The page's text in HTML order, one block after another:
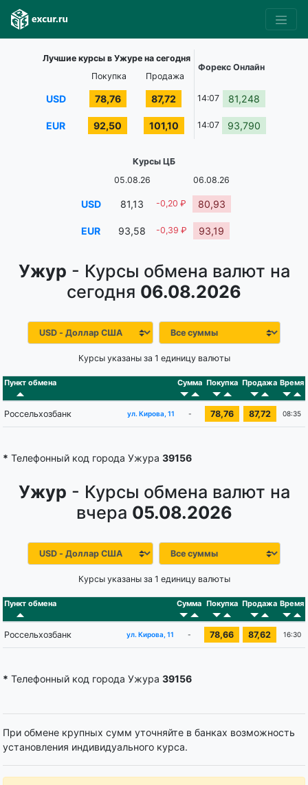
Ужур - Курсы обмена валют на
сегодня 06.08.2026
Курсы указаны за 1 единицу валюты
Пункт обмена Сумма Покупка Продажа Время
Россельхозбанк ул. Кирова, 11 - 78,76 87,72 08:35
* Телефонный код города Ужура 39156
Ужур - Курсы обмена валют на
вчера 05.08.2026
Курсы указаны за 1 единицу валюты
Пункт обмена Сумма Покупка Продажа Время
Россельхозбанк ул. Кирова, 11 - 78,66 87,62 16:30
* Телефонный код города Ужура 39156
При обмене крупных сумм уточняйте в банках возможность
установления индивидуального курса.
Лучшие курсы в Ужуре на сегодня
Форекс Онлайн
Покупка
Продажа
USD 78,76 87,72 14:07 81,248
EUR 92,50 101,10 14:07 93,790
Курсы ЦБ
05.08.26
06.08.26
USD 81,13 -0,20 ₽ 80,93
EUR 93,58 -0,39 ₽ 93,19